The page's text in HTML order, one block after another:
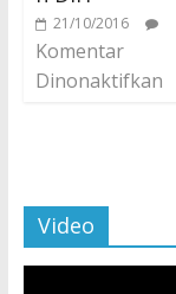
21/10/2016
Komentar
Dinonaktifkan
Video